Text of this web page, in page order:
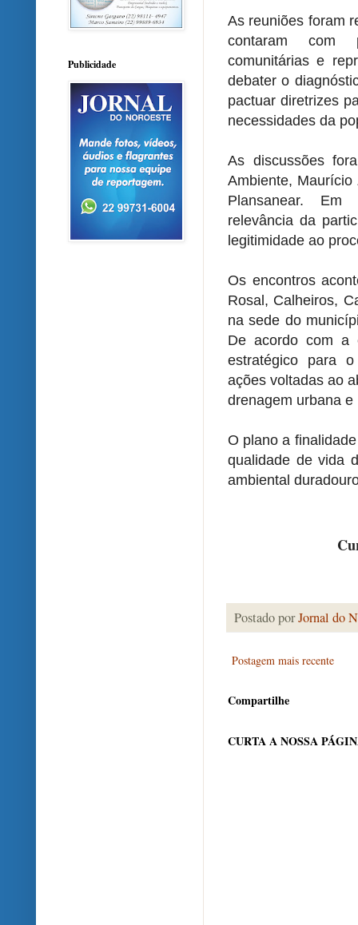
As reuniões foram
contaram com
comunitárias e
debater o
pactuar diretrizes
necessidades da
As discussões
Ambiente,
Plansanear. Em
relevância da
legitimidade ao
Os encontros
Rosal, Calheiros,
na sede do
De acordo com a
estratégico para
ações voltadas ao
drenagem urbana
O plano a
qualidade de vida
ambiental
Postado porJornal do
Postagem mais recente
Compartilhe
CURTA A NOSSA
Publicidade